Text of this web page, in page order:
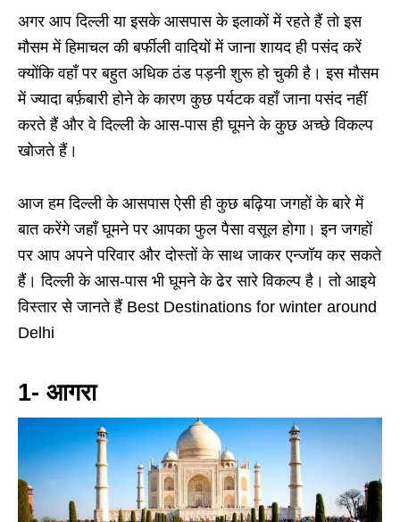
अगर आप दिल्ली या इसके आसपास के इलाकों में रहते हैं तो इस
मौसम में हिमाचल की बर्फीली वादियों में जाना शायद ही पसंद करें
क्योंकि वहाँ पर बहुत अधिक ठंड पड़नी शुरू हो चुकी है। इस मौसम
में ज्यादा बर्फ़बारी होने के कारण कुछ पर्यटक वहाँ जाना पसंद नहीं
करते हैं और वे दिल्ली के आस-पास ही घूमने के कुछ अच्छे विकल्प
खोजते हैं।
आज हम दिल्ली के आसपास ऐसी ही कुछ बढ़िया जगहों के बारे में
बात करेंगे जहाँ घूमने पर आपका फुल पैसा वसूल होगा। इन जगहों
पर आप अपने परिवार और दोस्तों के साथ जाकर एन्जॉय कर सकते
हैं। दिल्ली के आस-पास भी घूमने के ढेर सारे विकल्प है। तो आइये
विस्तार से जानते हैं Best Destinations for winter around
Delhi
1- आगरा